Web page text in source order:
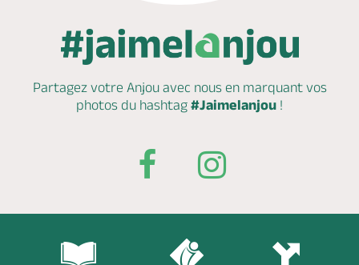
Partagez votre Anjou avec nous en marquantvos
photos du hashtag #Jaimelanjou !